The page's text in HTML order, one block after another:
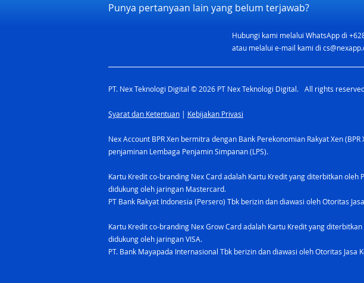
Kartu Kredit Terbaik untuk
Pemilik Bisnis (2026): Jadi
Gadget
Online —
Punya pertanyaan lain yang belum terjawab?
Hubungi kami melalui WhatsApp di
atau melalui e-mail kami di
PT. Nex Teknologi Digital © 2026 PT Nex Teknologi Digital. All rights
Syarat dan Ketentuan | Kebijakan Privasi
Nex Account BPR Xen bermitra dengan Bank Perekonomian Rakyat Xen
penjaminan Lembaga Penjamin Simpanan (LPS).
Kartu Kredit co-branding Nex Card adalah Kartu Kredit yang diterbitkan
didukung oleh jaringan Mastercard.
PT Bank Rakyat Indonesia (Persero) Tbk berizin dan diawasi oleh Otoritas
Kartu Kredit co-branding Nex Grow Card adalah Kartu Kredit yang
didukung oleh jaringan VISA.
PT. Bank Mayapada Internasional Tbk berizin dan diawasi oleh Otoritas Jasa